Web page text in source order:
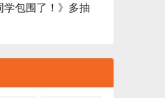
学包围了！》多抽